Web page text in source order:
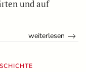
und auf
weiterlesen